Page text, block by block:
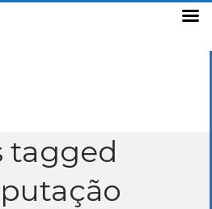
tagged